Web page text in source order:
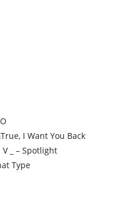
I Want You Back
V _ – Spotlight
Type